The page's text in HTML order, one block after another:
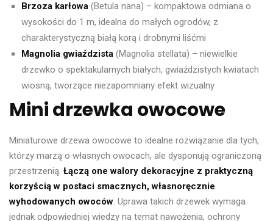
Brzoza karłowa (Betula nana) – kompaktowa odmiana o
wysokości do 1 m, idealna do małych ogrodów, z
charakterystyczną białą korą i drobnymi liśćmi
Magnolia gwiaździsta (Magnolia stellata) – niewielkie
drzewko o spektakularnych białych, gwiaździstych kwiatach
wiosną, tworzące niezapomniany efekt wizualny
Mini drzewka owocowe
Miniaturowe drzewa owocowe to idealne rozwiązanie dla tych,
którzy marzą o własnych owocach, ale dysponują ograniczoną
przestrzenią. Łączą one walory dekoracyjne z praktyczną
korzyścią w postaci smacznych, własnoręcznie
wyhodowanych owoców. Uprawa takich drzewek wymaga
jednak odpowiedniej wiedzy na temat nawożenia, ochrony